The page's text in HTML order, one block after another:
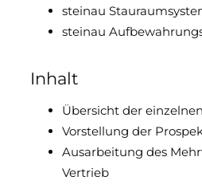
steinau
steinau
Inhalt
Übersicht der
Vorstellung der
Ausarbeitung des
Vertrieb